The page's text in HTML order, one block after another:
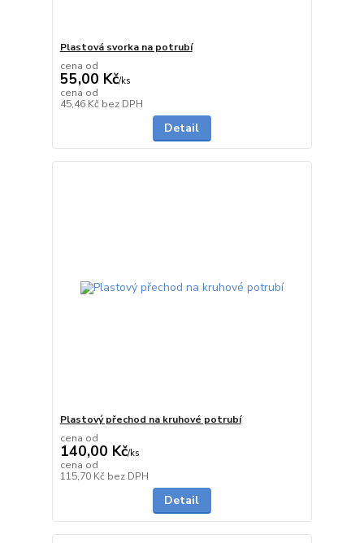
Plastová svorka na potrubí
cena od
55,00 Kč/ks
cena od
45,46 Kč bez DPH
Detail
Plastový přechod na kruhové potrubí
cena od
140,00 Kč/ks
cena od
115,70 Kč bez DPH
Detail